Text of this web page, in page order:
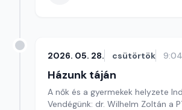
2026. 05. 28. csütörtök 9:04
Házunk táján
A nők és a gyermekek helyzete
Vendégünk: dr. Wilhelm Zoltán a